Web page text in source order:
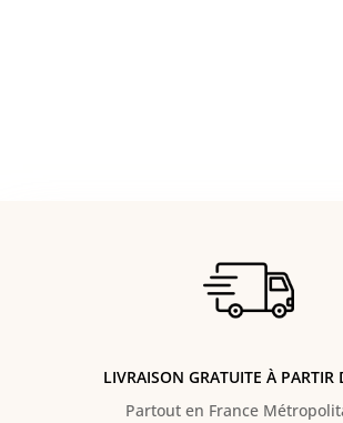
LIVRAISON GRATUITE À PARTIR
Partout en France